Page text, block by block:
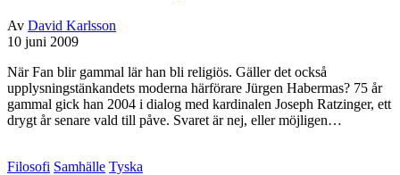
Av David Karlsson
10 juni 2009
När Fan blir gammal lär han bli religiös. Gäller det också
upplysningstänkandets moderna härförare Jürgen Habermas? 75 år
gammal gick han 2004 i dialog med kardinalen Joseph Ratzinger, ett
drygt år senare vald till påve. Svaret är nej, eller möjligen…
Filosofi Samhälle Tyska